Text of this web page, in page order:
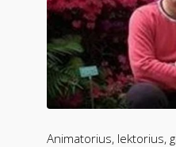
Animatorius, lektorius,